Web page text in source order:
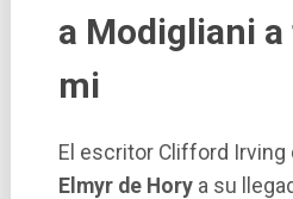
a Modigliani
mi
El escritor Clifford Irving
Elmyr de Horya su